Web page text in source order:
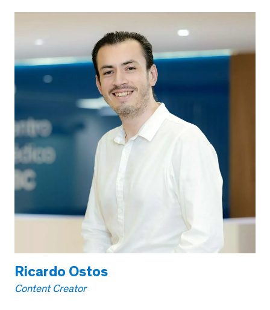
Ricardo Ostos
Content Creator